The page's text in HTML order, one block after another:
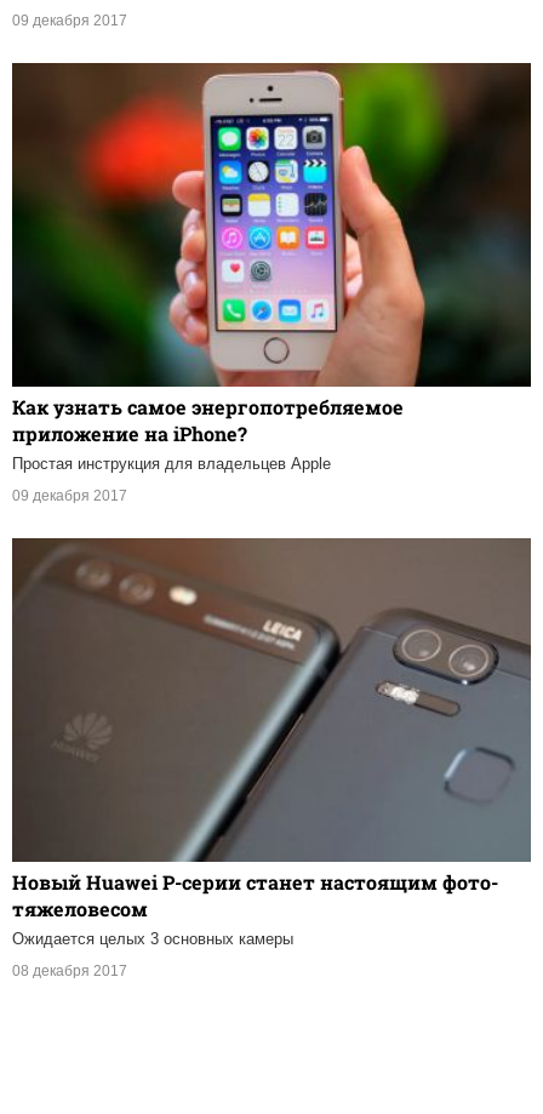
09 декабря 2017
Как узнать самое энергопотребляемое
приложение на iPhone?
Простая инструкция для владельцев Apple
09 декабря 2017
Новый Huawei P-серии станет настоящим фото-
тяжеловесом
Ожидается целых 3 основных камеры
08 декабря 2017